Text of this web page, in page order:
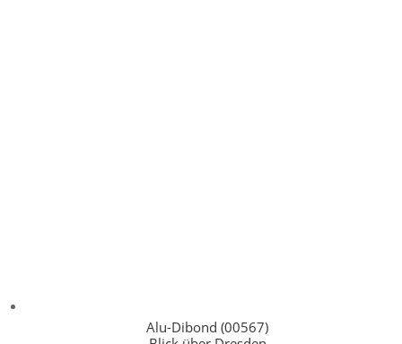
Alu-Dibond (00567)